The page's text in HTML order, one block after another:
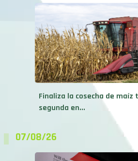
Finaliza la cosecha de maíz
segunda en...
07/08/26